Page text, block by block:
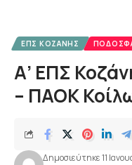
ΕΠΣ ΚΟΖΆΝΗΣ
Α’ ΕΠΣ
– ΠΑΟΚ
Δημοσιεύτηκε 11